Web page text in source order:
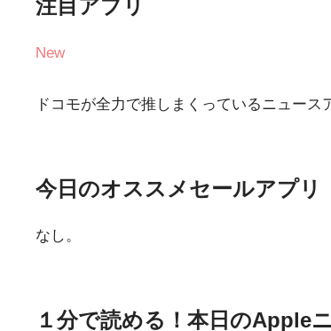
注目アプリ
New
ドコモが全力で推しまくっているニュー
今日のオススメセールアプリ
なし。
１分で読める！本日のApple